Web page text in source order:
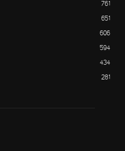
761
651
606
594
434
281